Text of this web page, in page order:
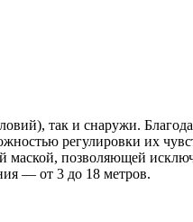
так и снаружи.
регулировки их
маской, позволяющей
— от 3 до 18 метров.